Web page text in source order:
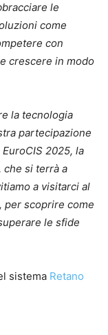
le
come
con
crescere in modo
la tecnologia
partecipazione
2025, la
che si terrà a
a visitarci al
per scoprire come
le sfide
sistema Retano